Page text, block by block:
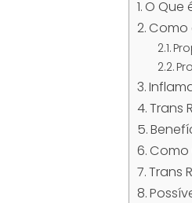
O Que
Como
Trans
Como
Trans